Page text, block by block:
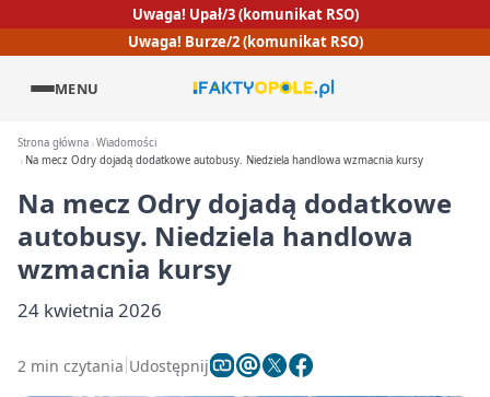
Uwaga! Upał/3 (komunikat RSO)
Uwaga! Burze/2 (komunikat RSO)
MENU
Strona główna Wiadomości
Na mecz Odry dojadą dodatkowe autobusy. Niedziela handlowa wzmacnia kursy
Na mecz Odry dojadą dodatkowe
autobusy. Niedziela handlowa
wzmacnia kursy
24 kwietnia 2026
2 min czytania Udostępnij